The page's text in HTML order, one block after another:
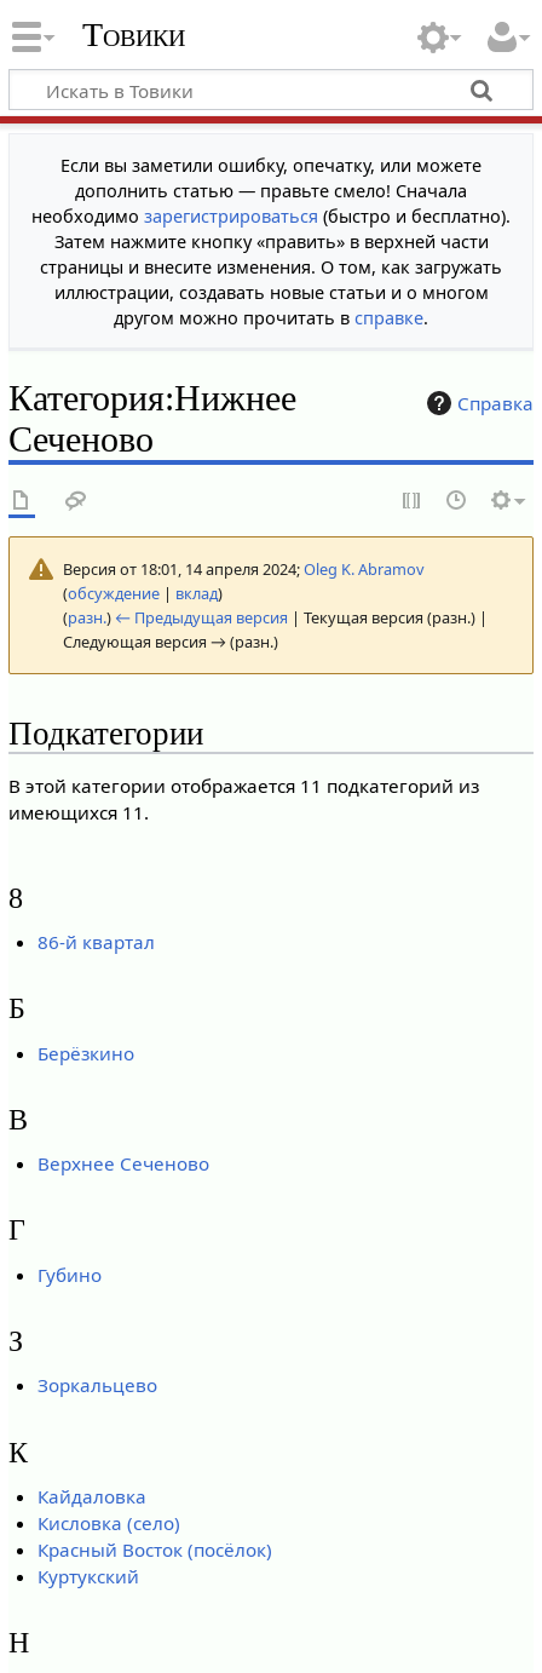
Товики
Если вы заметили ошибку, опечатку, или можете
дополнить статью — правьте смело! Сначала
необходимо зарегистрироваться (быстро и бесплатно).
Затем нажмите кнопку «править» в верхней части
страницы и внесите изменения. О том, как загружать
иллюстрации, создавать новые статьи и о многом
другом можно прочитать в справке.
Справка
Категория:Нижнее
Сеченово
Версия от 18:01, 14 апреля 2024;Oleg K. Abramov
(обсуждение| вклад)
(разн.) ← Предыдущая версия | Текущая версия (разн.) |
Следующая версия → (разн.)
Подкатегории
В этой категории отображается 11 подкатегорий из
имеющихся 11.
8
86-й квартал
Б
Берёзкино
В
Верхнее Сеченово
Г
Губино
З
Зоркальцево
К
Кайдаловка
Кисловка (село)
Красный Восток (посёлок)
Куртукский
Н